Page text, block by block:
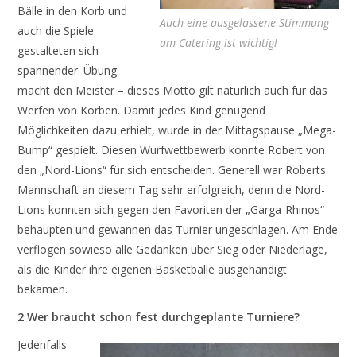
Auch eine ausgelassene Stimmung
am Catering ist wichtig!
Bälle in den Korb und
auch die Spiele
gestalteten sich
spannender. Übung
macht den Meister – dieses Motto gilt natürlich auch für das
Werfen von Körben. Damit jedes Kind genügend
Möglichkeiten dazu erhielt, wurde in der Mittagspause „Mega-
Bump“ gespielt. Diesen Wurfwettbewerb konnte Robert von
den „Nord-Lions“ für sich entscheiden. Generell war Roberts
Mannschaft an diesem Tag sehr erfolgreich, denn die Nord-
Lions konnten sich gegen den Favoriten der „Garga-Rhinos“
behaupten und gewannen das Turnier ungeschlagen. Am Ende
verflogen sowieso alle Gedanken über Sieg oder Niederlage,
als die Kinder ihre eigenen Basketbälle ausgehändigt
bekamen.
2 Wer braucht schon fest durchgeplante Turniere?
Jedenfalls